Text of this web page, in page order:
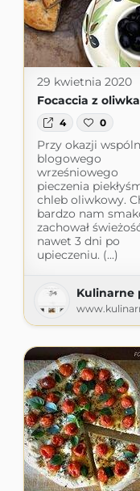
29 kwietnia 2020
Focaccia z
4 0
Przy okazji
blogowego
wrześniowego
pieczenia
chleb oliwkowy.
bardzo nam
zachował
nawet 3 dni po
upieczeniu. (...)
Kulinarne